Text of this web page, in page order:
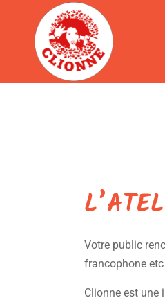
Votre public
francophone etc
Clionne est une